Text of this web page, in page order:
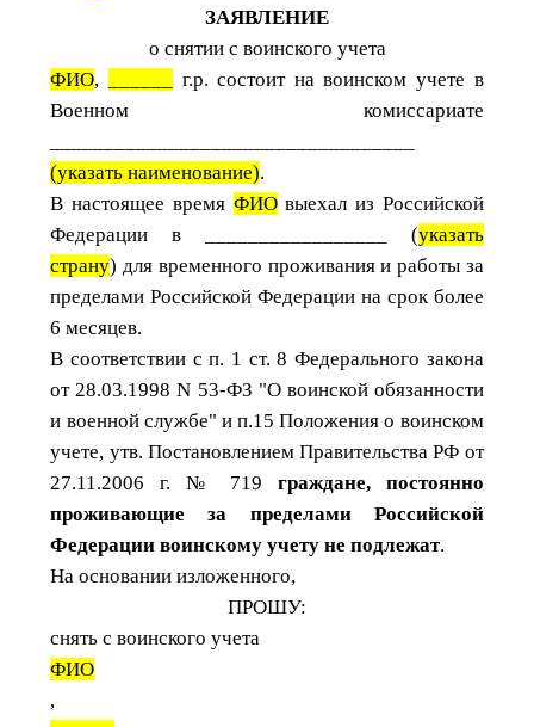
ЗАЯВЛЕНИЕ
о снятии с воинского учета
ФИО, г.р.состоит на воинском учете в
Военном комиссариате
(указать наименование).
В настоящее время ФИОвыехал из Российской
Федерации в _________________ (указать
страну) для временного проживания и работы за
пределами Российской Федерации на срок более
6 месяцев.
В соответствии с п. 1 ст. 8 Федерального закона
от 28.03.1998 N 53-ФЗ "О воинской обязанности
и военной службе" и п.15 Положения о воинском
учете, утв. Постановлением Правительства РФ от
27.11.2006 г. № 719 граждане, постоянно
проживающие за пределами Российской
Федерации воинскому учету не подлежат.
На основании изложенного,
ПРОШУ:
снять с воинского учета
ФИО
,